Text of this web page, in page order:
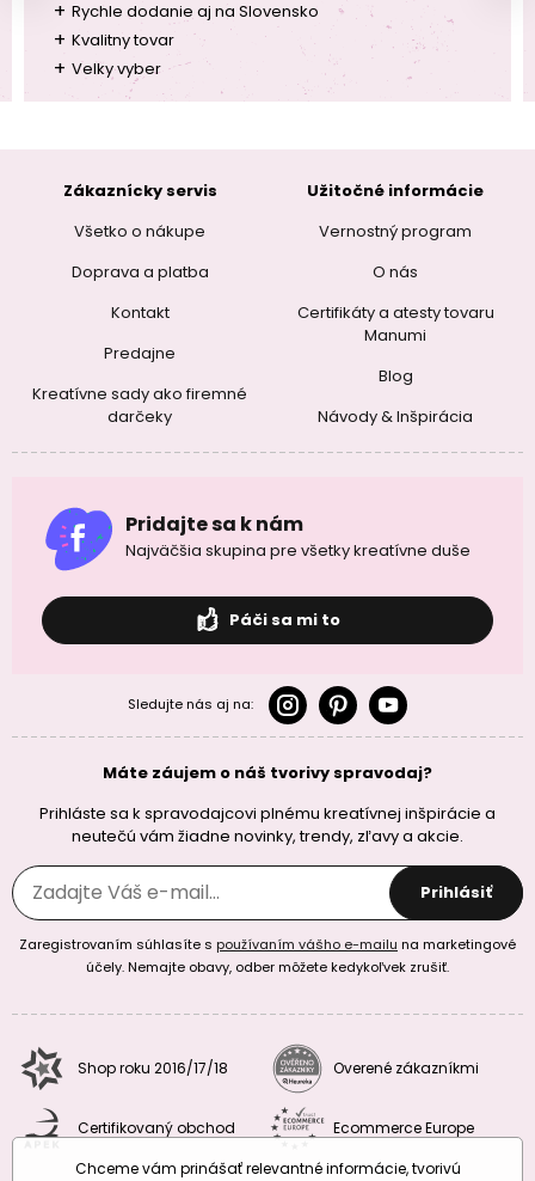
+ Rychle dodanie aj na Slovensko
+ Kvalitny tovar
+ Velky vyber
Zákaznícky servis
Všetko o nákupe
Doprava a platba
Kontakt
Predajne
Kreatívne sady ako firemné
darčeky
Užitočné informácie
Vernostný program
O nás
Certifikáty a atesty tovaru
Manumi
Blog
Návody & Inšpirácia
Pridajte sa k nám
Najväčšia skupina pre všetky kreatívne duše
Páči sa mi to
Sledujte nás aj na:
Máte záujem o náš tvorivy spravodaj?
Prihláste sa k spravodajcovi plnému kreatívnej inšpirácie a
neutečú vám žiadne novinky, trendy, zľavy a akcie.
Prihlásiť
Zaregistrovaním súhlasíte s používaním vášho e-mailu na marketingové
účely. Nemajte obavy, odber môžete kedykoľvek zrušiť.
Shop roku 2016/17/18 Overené zákazníkmi
Certifikovaný obchod Ecommerce Europe
Chceme vám prinášať relevantné informácie, tvorivú